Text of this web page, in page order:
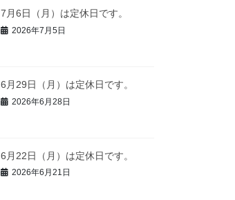
7月6日（月）は定休日です。
2026年7月5日
6月29日（月）は定休日です。
2026年6月28日
6月22日（月）は定休日です。
2026年6月21日